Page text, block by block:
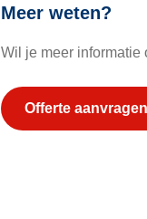
Meer weten?
Wil je meer informatie
Offerte aanvragen